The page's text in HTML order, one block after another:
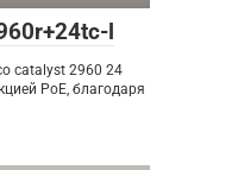
l
catalyst 2960 24
PoE, благодаря